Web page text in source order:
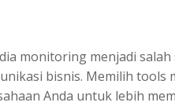
monitoring menjadi
bisnis. Memilih tools
Anda untuk lebih